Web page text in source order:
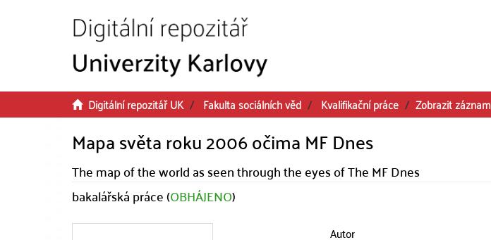
Digitální repozitář UK Fakulta sociálních věd Kvalifikační práce Zobrazit záznam
Mapa světa roku 2006 očima MF Dnes
The map of the world as seen through the eyes of The MF Dnes
bakalářská práce (OBHÁJENO)
Autor